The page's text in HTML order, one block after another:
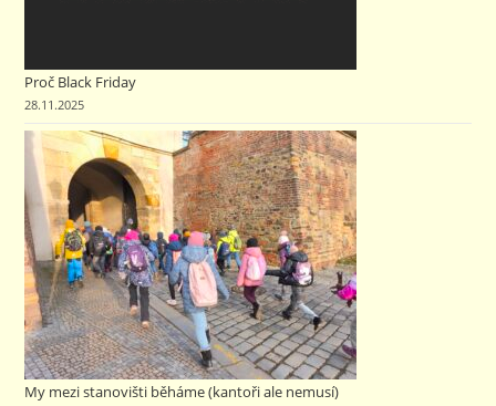
Proč Black Friday
28.11.2025
My mezi stanovišti běháme (kantoři ale nemusí)